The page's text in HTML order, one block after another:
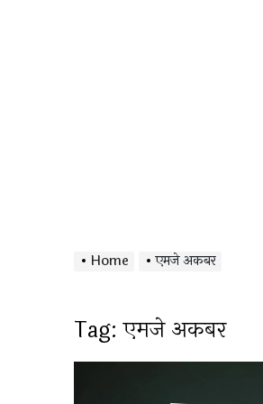
Home एमजे अकबर
Tag:एमजे अकबर